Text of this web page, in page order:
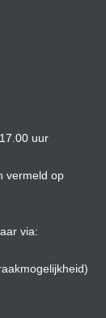
uur
vermeld op
via: